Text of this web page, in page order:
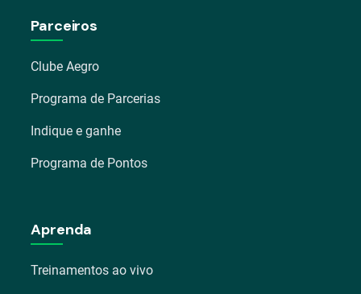
Parceiros
Clube Aegro
Programa de Parcerias
Indique e ganhe
Programa de Pontos
Aprenda
Treinamentos ao vivo